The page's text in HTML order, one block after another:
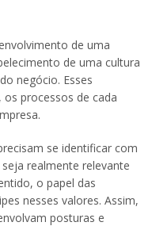
de uma
de uma cultura
negócio. Esses
processos de cada
se identificar com
realmente relevante
o papel das
nesses valores. Assim,
posturas e